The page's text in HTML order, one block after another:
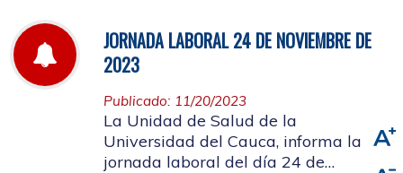
JORNADA LABORAL 24 DE NOVIEMBRE DE
2023
Publicado: 11/20/2023
La Unidad de Salud de la
Universidad del Cauca, informa la
jornada laboral del día 24 de